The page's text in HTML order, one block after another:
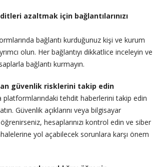
azaltmak için bağlantılarınızı
bağlantı kurduğunuz kişi ve kurum
olun. Her bağlantıyı dikkatlice inceleyin ve
bağlantı kurmayın.
güvenlik risklerini takip edin
platformlarındaki tehdit haberlerini takip edin
Güvenlik açıklarını veya bilgisayar
öğrenirseniz, hesaplarınızı kontrol edin ve siber
yol açabilecek sorunlara karşı önem